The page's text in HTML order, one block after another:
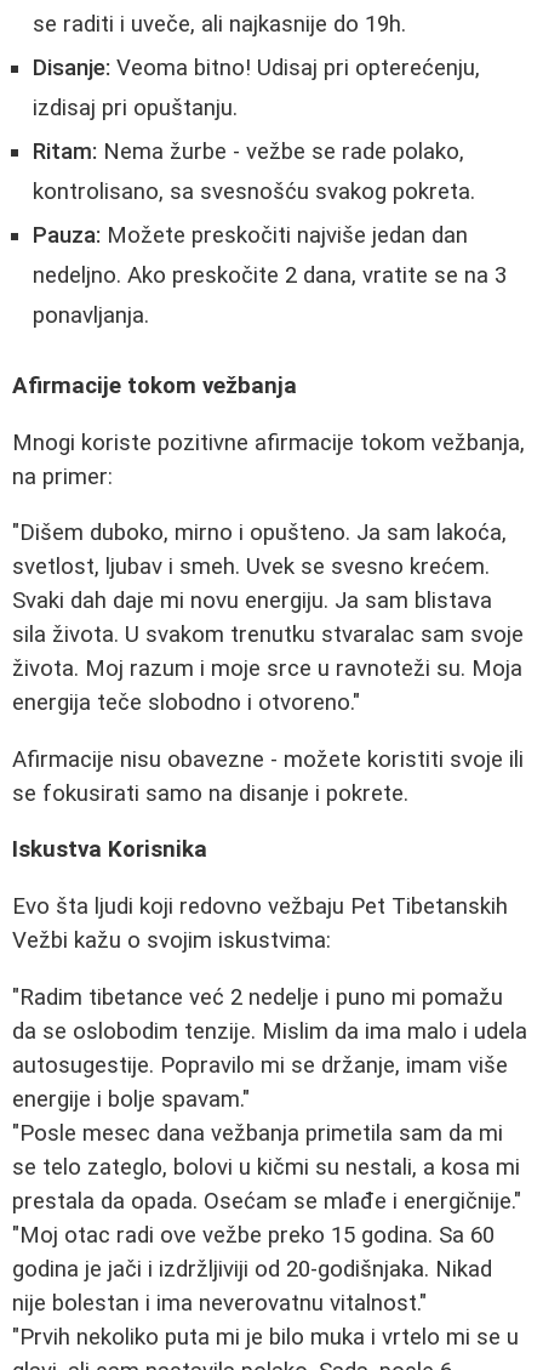
se raditi i uveče, ali najkasnije do 19h.
Disanje: Veoma bitno! Udisaj pri opterećenju,
izdisaj pri opuštanju.
Ritam: Nema žurbe - vežbe se rade polako,
kontrolisano, sa svesnošću svakog pokreta.
Pauza: Možete preskočiti najviše jedan dan
nedeljno. Ako preskočite 2 dana, vratite se na 3
ponavljanja.
Afirmacije tokom vežbanja
Mnogi koriste pozitivne afirmacije tokom vežbanja,
na primer:
"Dišem duboko, mirno i opušteno. Ja sam lakoća,
svetlost, ljubav i smeh. Uvek se svesno krećem.
Svaki dah daje mi novu energiju. Ja sam blistava
sila života. U svakom trenutku stvaralac sam svoje
života. Moj razum i moje srce u ravnoteži su. Moja
energija teče slobodno i otvoreno."
Afirmacije nisu obavezne - možete koristiti svoje ili
se fokusirati samo na disanje i pokrete.
Iskustva Korisnika
Evo šta ljudi koji redovno vežbaju Pet Tibetanskih
Vežbi kažu o svojim iskustvima:
"Radim tibetance već 2 nedelje i puno mi pomažu
da se oslobodim tenzije. Mislim da ima malo i udela
autosugestije. Popravilo mi se držanje, imam više
energije i bolje spavam."
"Posle mesec dana vežbanja primetila sam da mi
se telo zateglo, bolovi u kičmi su nestali, a kosa mi
prestala da opada. Osećam se mlađe i energičnije."
"Moj otac radi ove vežbe preko 15 godina. Sa 60
godina je jači i izdržljiviji od 20-godišnjaka. Nikad
nije bolestan i ima neverovatnu vitalnost."
"Prvih nekoliko puta mi je bilo muka i vrtelo mi se u